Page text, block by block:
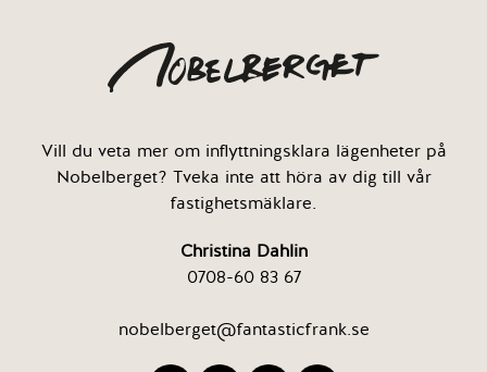
Vill du veta mer om inflyttningsklara lägenheter på
Nobelberget? Tveka inte att höra av dig till vår
fastighetsmäklare.
Christina Dahlin
0708-60 83 67
nobelberget@fantasticfrank.se